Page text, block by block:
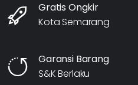
Gratis Ongkir
Kota Semarang
Garansi Barang
S&K Berlaku